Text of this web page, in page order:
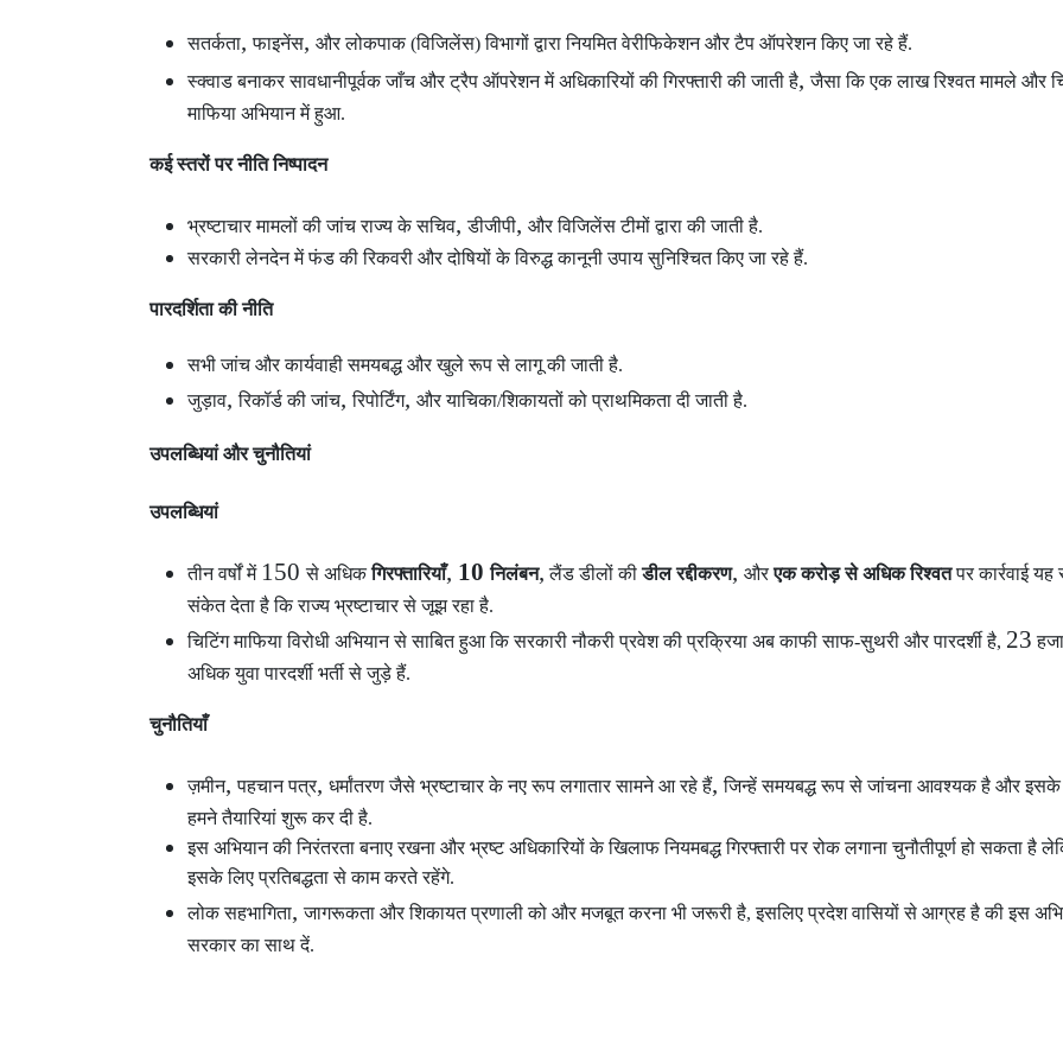
सतर्कता,फाइनेंस, और लोकपाक (विजिलेंस) विभागों द्वारा नियमित वेरीफिकेशन और टैप ऑपरेशन किए जा रहे हैं.
स्क्वाड बनाकर सावधानीपूर्वक जाँच और ट्रैप ऑपरेशन में अधिकारियों की गिरफ्तारी की जाती है,जैसा कि एक लाख रिश्वत मामले और
माफिया अभियान में हुआ.
कई स्तरों पर नीति निष्पादन
भ्रष्टाचार मामलों की जांच राज्य के सचिव,डीजीपी, और विजिलेंस टीमों द्वारा की जाती है.
सरकारी लेनदेन में फंड की रिकवरी और दोषियों के विरुद्ध कानूनी उपाय सुनिश्चित किए जा रहे हैं.
पारदर्शिता की नीति
सभी जांच और कार्यवाही समयबद्ध और खुले रूप से लागू की जाती है.
जुड़ाव,रिकॉर्ड की जांच,रिपोर्टिंग, और याचिका/शिकायतों को प्राथमिकता दी जाती है.
उपलब्धियां और चुनौतियां
उपलब्धियां
तीन वर्षों में 150से अधिकगिरफ्तारियाँ, 10निलंबन, लैंड डीलों की डील रद्दीकरण, और एक करोड़ से अधिक रिश्वत पर कार्रवाई
संकेत देता है कि राज्य भ्रष्टाचार से जूझ रहा है.
चिटिंग माफिया विरोधी अभियान से साबित हुआ कि सरकारी नौकरी प्रवेश की प्रक्रिया अब काफी साफ-सुथरी और पारदर्शी है, 23
अधिक युवा पारदर्शी भर्ती से जुड़े हैं.
चुनौतियाँ
ज़मीन,पहचान पत्र, धर्मांतरण जैसे भ्रष्टाचार के नए रूप लगातार सामने आ रहे हैं,जिन्हें समयबद्ध रूप से जांचना आवश्यक है और इसके
हमने तैयारियां शुरू कर दी है.
इस अभियान की निरंतरता बनाए रखना और भ्रष्ट अधिकारियों के खिलाफ नियमबद्ध गिरफ्तारी पर रोक लगाना चुनौतीपूर्ण हो सकता है
इसके लिए प्रतिबद्धता से काम करते रहेंगे.
लोक सहभागिता,जागरूकता और शिकायत प्रणाली को और मजबूत करना भी जरूरी है, इसलिए प्रदेश वासियों से आग्रह है की इस
सरकार का साथ दें.